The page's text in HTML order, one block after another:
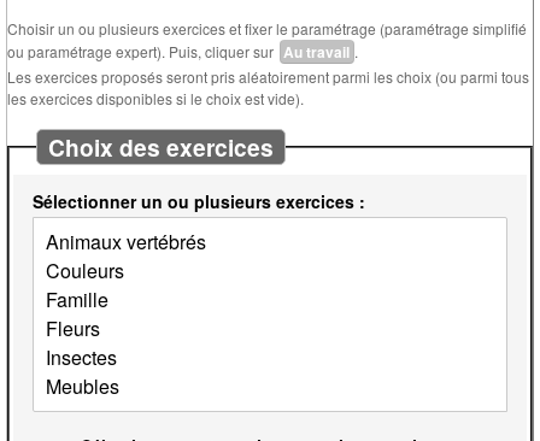
Choisir un ou plusieurs exercices et fixer le paramétrage (paramétrage simplifié
ou paramétrage expert). Puis, cliquer sur Au travail .
Les exercices proposés seront pris aléatoirement parmi les choix (ou parmi tous
les exercices disponibles si le choix est vide).
Choix des exercices
Sélectionner un ou plusieurs exercices :